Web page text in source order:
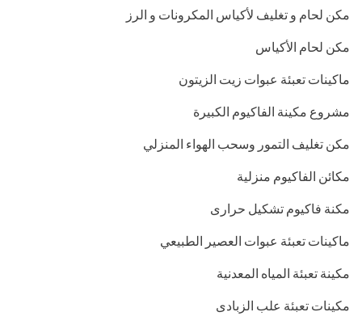
مكن لحام و تغليف لأكياس المكرونات و الرز
مكن لحام الأكياس
ماكينات تعبئة عبوات زيت الزيتون
مشروع مكينة الفاكيوم الكبيرة
مكن تغليف التمور وسحب الهواء المنزلي
مكائن الفاكيوم منزلية
مكنة فاكيوم تشكيل حرارى
ماكينات تعبئة عبوات العصير الطبيعي
مكينة تعبئة المياه المعدنية
مكينات تعبئة علب الزبادى